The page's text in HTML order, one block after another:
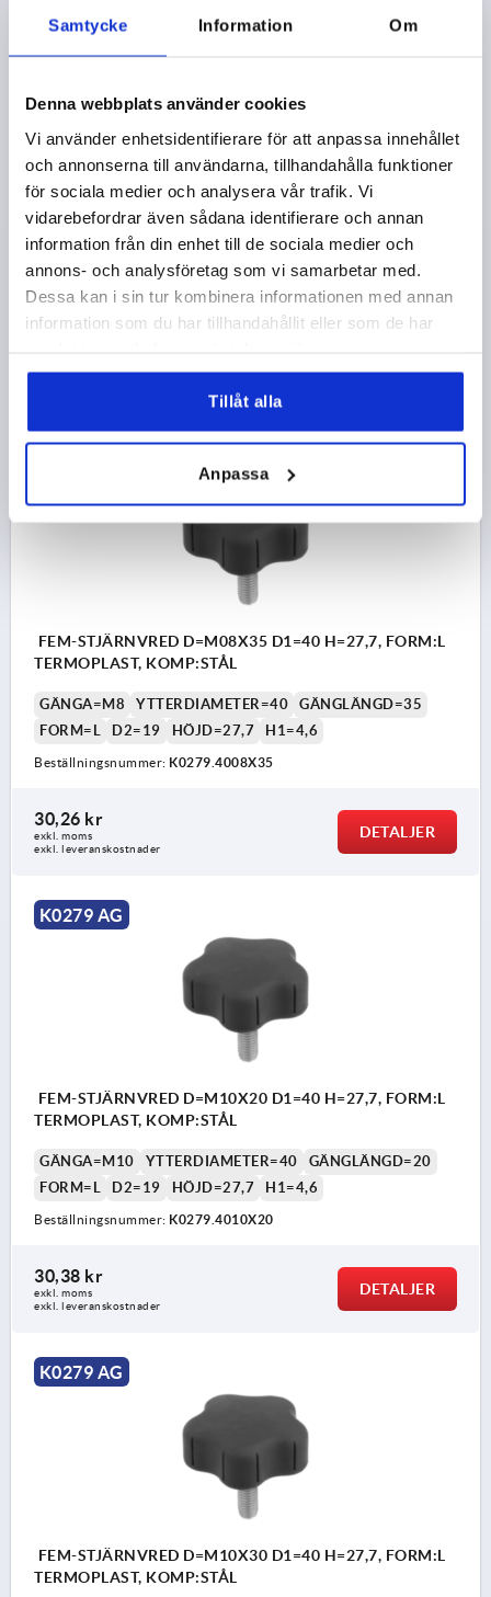
Samtycke Information Om
Denna webbplats använder cookies
Vi använder enhetsidentifierare för att anpassa innehållet
och annonserna till användarna, tillhandahålla funktioner
för sociala medier och analysera vår trafik. Vi
vidarebefordrar även sådana identifierare och annan
information från din enhet till de sociala medier och
annons- och analysföretag som vi samarbetar med.
Dessa kan i sin tur kombinera informationen med annan
information som du har tillhandahållit eller som de har
Tillåt alla
Anpassa
FEM-STJÄRNVRED D=M08X25 D1=40 H=27,7, FORM:L
TERMOPLAST, KOMP:STÅL
GÄNGA=M8 YTTERDIAMETER=40
GÄNGLÄNGD=25
FORM=L
D2=19 HÖJD=27,7 H1=4,6
Beställningsnummer: K0279.4008X25
DETALJER
FEM-STJÄRNVRED D=M08X35 D1=40 H=27,7, FORM:L
TERMOPLAST, KOMP:STÅL
GÄNGA=M8 YTTERDIAMETER=40
GÄNGLÄNGD=35
FORM=L
D2=19 HÖJD=27,7 H1=4,6
Beställningsnummer: K0279.4008X35
30,26 kr
exkl. moms
exkl. leveranskostnader
DETALJER
K0279 AG
FEM-STJÄRNVRED D=M10X20 D1=40 H=27,7, FORM:L
TERMOPLAST, KOMP:STÅL
GÄNGA=M10 YTTERDIAMETER=40
GÄNGLÄNGD=20
FORM=L
D2=19 HÖJD=27,7 H1=4,6
Beställningsnummer: K0279.4010X20
30,38 kr
exkl. moms
exkl. leveranskostnader
DETALJER
K0279 AG
FEM-STJÄRNVRED D=M10X30 D1=40 H=27,7, FORM:L
TERMOPLAST, KOMP:STÅL